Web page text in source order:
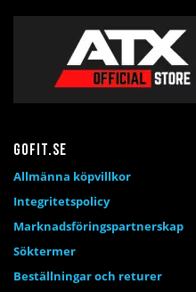
Gofit.se
Allmänna köpvillkor
Integritetspolicy
Marknadsföringspartnerskap
Söktermer
Beställningar och returer